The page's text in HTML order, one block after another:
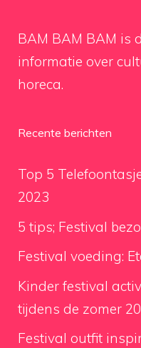
BAM BAM BAM is
informatie over
horeca.
Recente berichten
Top 5
2023
5 tips; Festival
Festival voeding:
Kinder festival
tijdens de zomer
Festival outfit